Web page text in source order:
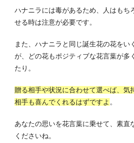
ハナニラには毒があるため、人はもち
せる時は注意が必要です。
また、ハナニラと同じ誕生花の花をい
が、どの花もポジティブな花言葉が多
たり。
贈る相手や状況に合わせて選べば、気
相手も喜んでくれるはずですよ 。
あなたの思いを花言葉に乗せて、素直
くださいね。